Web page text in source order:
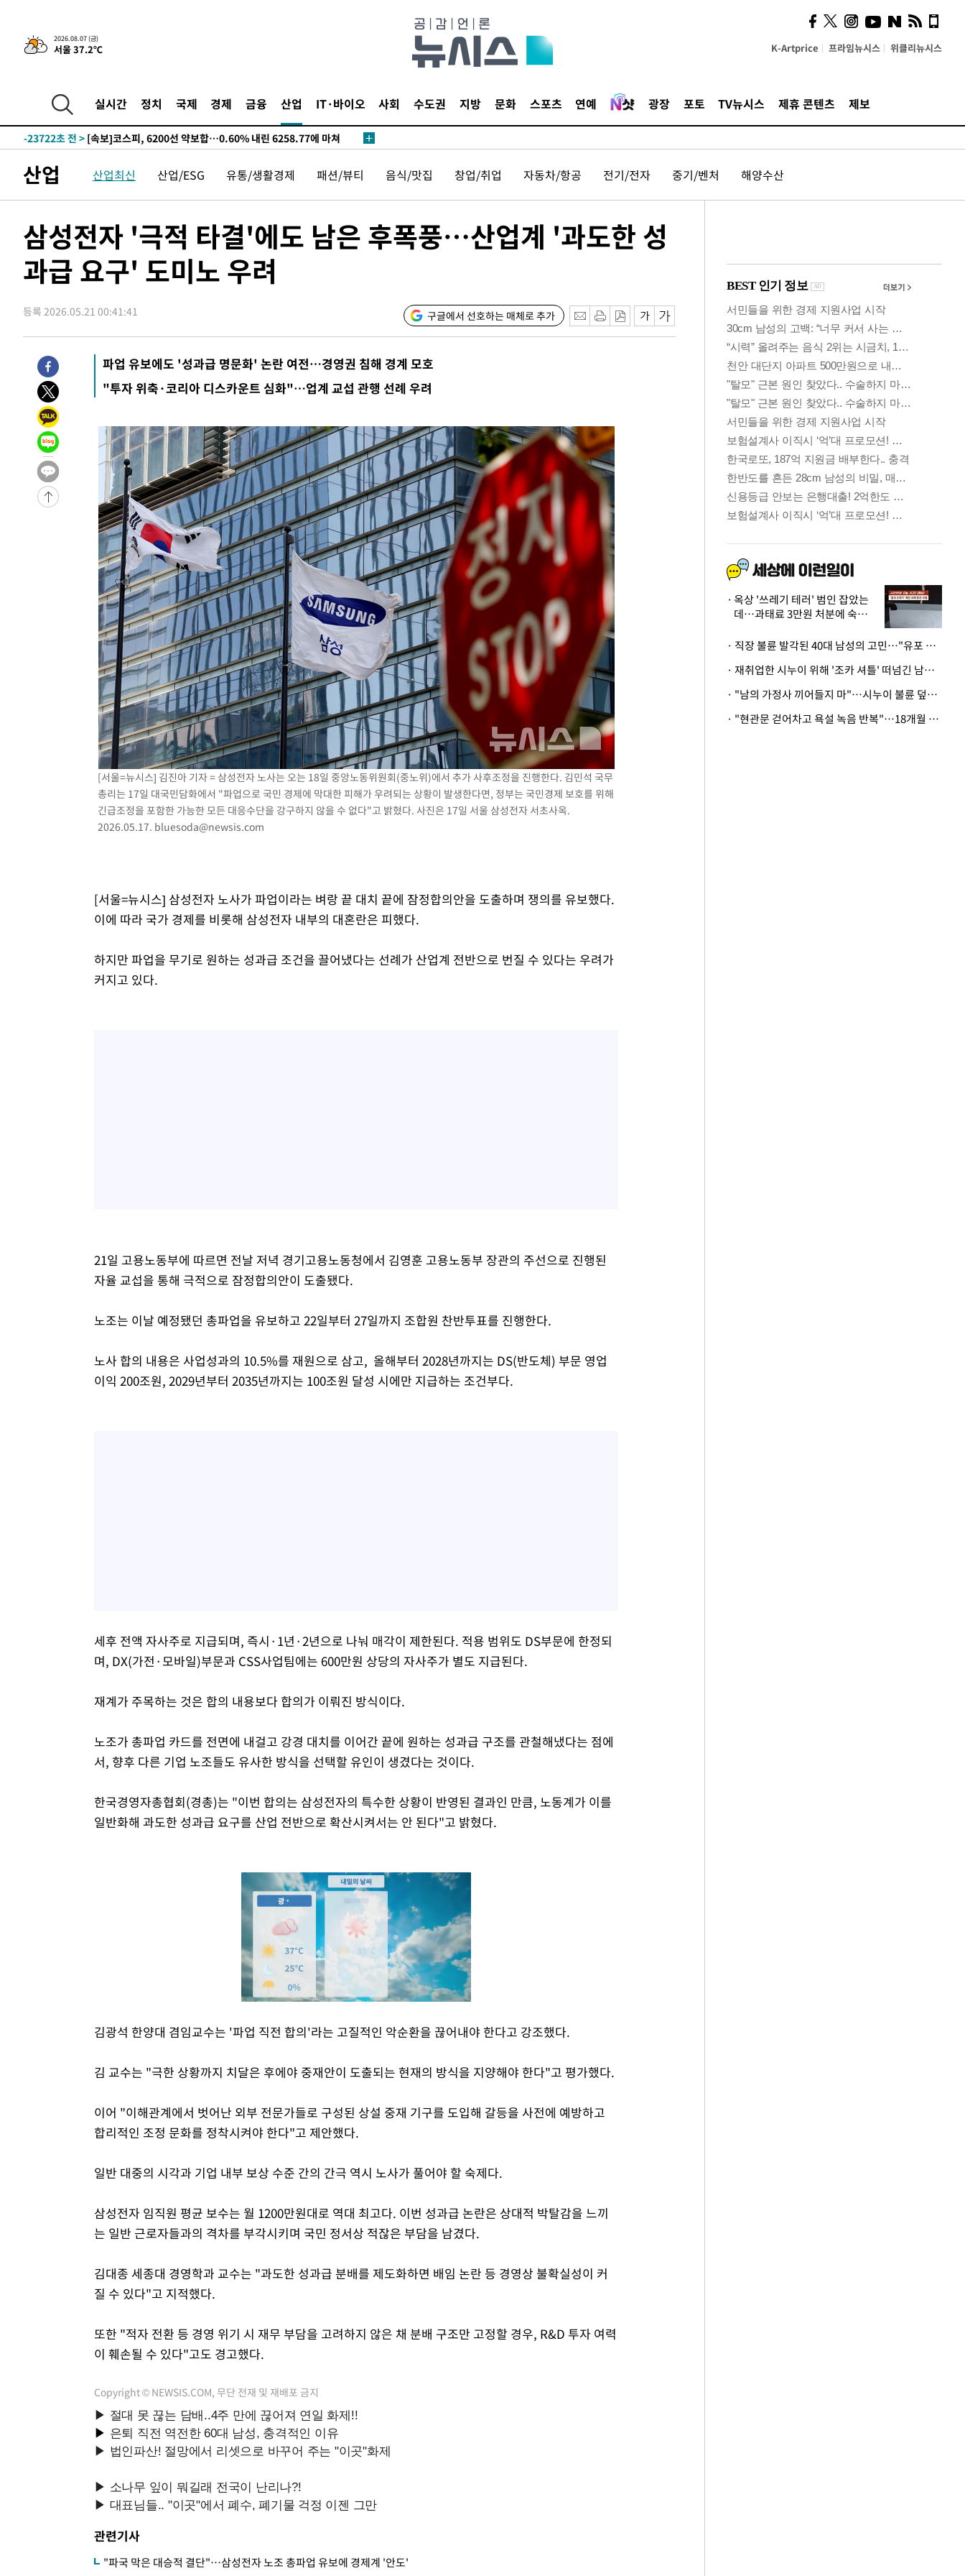
2026.08.07 (금)
서울 37.2℃ K-Artprice 프라임뉴시스 위클리뉴시스
실시간 정치 국제 경제 금융 산업 IT·바이오 사회 수도권 지방 문화 스포츠 연예 광장 포토 TV뉴시스 제휴 콘텐츠 제보
갈 수도
-29620초 전 >낮 최고 37도 찜통더위…곳곳 소나기·강원 많은 비[내일날씨]
-27926초 전 > SK하이닉스, 용인·청주 팹에 54조 투자…"AI 메모리 수요 선제 대
-24035초 전 >
외국인 심판 성 접대 7경기 들여다보니…한국 축구 '5승 2무'
-23769초 전 >
-23722초 전 > [속보]코스피, 6200선 약보합…0.60% 내린 6258.77에 마쳐
-23591초 전 >
[속보] 노원서 40.1도 관측…서울, 2018년 이후 첫 40도
-20681초 전 >[속보]종합특검, '계엄 수용공간 확보' 신용해 前교정본부장 기소
-19525초 전 >11시간 압수수색에 성접대 파문까지…'쑥대밭' 된 축구협회
-18547초 전 >[속보]규제합리화위원회 부위원장에 김태유 서울대 공대 교수…이
병태 후임
-14905초 전 >[속보]국힘 윤리위, '돌려차기 발언' 진종오·서범수 징계 절차 개시
25.3%↑
-7390초 전 >[속보]'채상병 순직 책임' 임성근, 항소심도 징역 3년
-7256초 전 >[속보]종합특검, '관저이전 봐주기 감사' 유병호 구속기소
-3856초 전 >
민주 콩고 에볼라환자 4천명 돌파, 4053명 발생 1850명 사망
-31742초 전 >
"낮 기온 소폭 하락"…수도권 폭염중대경보, 폭염경보로 하향
-31706초 전 >
[속보]이 대통령, '호우피해' 안동·의성 관할 4개 면 특별재난지역
선포
-31669초 전 >
갈 수도
-29640초 전 >
낮 최고 37도 찜통더위…곳곳 소나기·강원 많은 비[내일날씨]
-27946초 전 >
SK하이닉스, 용인·청주 팹에 54조 투자…"AI 메모리 수요 선제 대
응"
-24802초 전 >
여자배구 이재영·이다영 자매, 아제르바이잔 투란VC 입단
-24055초 전 >
외국인 심판 성 접대 7경기 들여다보니…한국 축구 '5승 2무'
[속보]코스닥, 2.86포인트(0.36%) 내린 798.81마감
[속보]코스피, 6200선 약보합…0.60% 내린 6258.77에 마쳐
[속보]원·달러 환율, 7.7원 내린 1416.1원 마감
[속보] 노원서 40.1도 관측…서울, 2018년 이후 첫 40도
[속보]종합특검, '계엄 수용공간 확보' 신용해 前교정본부장 기소
외신들도 주목한 韓축구 파문…"국민적 공분에 수사 재개"
11시간 압수수색에 성접대 파문까지…'쑥대밭' 된 축구협회
[속보]규제합리화위원회 부위원장에 김태유 서울대 공대 교수…이
[속보]국힘 윤리위, '돌려차기 발언' 진종오·서범수 징계 절차 개시
[속보] 7월 중국 수출 23.9%↑ 수입 27.5%↑…무역총액
[속보]'채상병 순직 책임' 임성근, 항소심도 징역 3년
[속보]종합특검, '관저이전 봐주기 감사' 유병호 구속기소
민주 콩고 에볼라환자 4천명 돌파, 4053명 발생 1850명 사망
산업 산업최신 산업/ESG 유통/생활경제 패션/뷰티 음식/맛집 창업/취업 자동차/항공 전기/전자 중기/벤처 해양수산
삼성전자 '극적 타결'에도 남은 후폭풍…산업계 '과도한 성
과급 요구' 도미노 우려
등록 2026.05.21 00:41:41 구글에서 선호하는 매체로 추가
파업 유보에도 '성과급 명문화' 논란 여전…경영권 침해 경계 모호
"투자 위축·코리아 디스카운트 심화"…업계 교섭 관행 선례 우려
[서울=뉴시스] 김진아 기자 = 삼성전자 노사는 오는 18일 중앙노동위원회(중노위)에서 추가 사후조정을 진행한다. 김민석 국무
총리는 17일 대국민담화에서 "파업으로 국민 경제에 막대한 피해가 우려되는 상황이 발생한다면, 정부는 국민경제 보호를 위해
긴급조정을 포함한 가능한 모든 대응수단을 강구하지 않을 수 없다"고 밝혔다. 사진은 17일 서울 삼성전자 서초사옥.
2026.05.17. bluesoda@newsis.com
[서울=뉴시스] 삼성전자 노사가 파업이라는 벼랑 끝 대치 끝에 잠정합의안을 도출하며 쟁의를 유보했다.
이에 따라 국가 경제를 비롯해 삼성전자 내부의 대혼란은 피했다.
하지만 파업을 무기로 원하는 성과급 조건을 끌어냈다는 선례가 산업계 전반으로 번질 수 있다는 우려가
커지고 있다.
21일 고용노동부에 따르면 전날 저녁 경기고용노동청에서 김영훈 고용노동부 장관의 주선으로 진행된
자율 교섭을 통해 극적으로 잠정합의안이 도출됐다.
노조는 이날 예정됐던 총파업을 유보하고 22일부터 27일까지 조합원 찬반투표를 진행한다.
노사 합의 내용은 사업성과의 10.5%를 재원으로 삼고, 올해부터 2028년까지는 DS(반도체) 부문 영업
이익 200조원, 2029년부터 2035년까지는 100조원 달성 시에만 지급하는 조건부다.
세후 전액 자사주로 지급되며, 즉시·1년·2년으로 나눠 매각이 제한된다. 적용 범위도 DS부문에 한정되
며, DX(가전·모바일)부문과 CSS사업팀에는 600만원 상당의 자사주가 별도 지급된다.
재계가 주목하는 것은 합의 내용보다 합의가 이뤄진 방식이다.
노조가 총파업 카드를 전면에 내걸고 강경 대치를 이어간 끝에 원하는 성과급 구조를 관철해냈다는 점에
서, 향후 다른 기업 노조들도 유사한 방식을 선택할 유인이 생겼다는 것이다.
한국경영자총협회(경총)는 "이번 합의는 삼성전자의 특수한 상황이 반영된 결과인 만큼, 노동계가 이를
일반화해 과도한 성과급 요구를 산업 전반으로 확산시켜서는 안 된다"고 밝혔다.
김광석 한양대 겸임교수는 '파업 직전 합의'라는 고질적인 악순환을 끊어내야 한다고 강조했다.
김 교수는 "극한 상황까지 치달은 후에야 중재안이 도출되는 현재의 방식을 지양해야 한다"고 평가했다.
이어 "이해관계에서 벗어난 외부 전문가들로 구성된 상설 중재 기구를 도입해 갈등을 사전에 예방하고
합리적인 조정 문화를 정착시켜야 한다"고 제안했다.
일반 대중의 시각과 기업 내부 보상 수준 간의 간극 역시 노사가 풀어야 할 숙제다.
삼성전자 임직원 평균 보수는 월 1200만원대로 역대 최고다. 이번 성과급 논란은 상대적 박탈감을 느끼
는 일반 근로자들과의 격차를 부각시키며 국민 정서상 적잖은 부담을 남겼다.
김대종 세종대 경영학과 교수는 "과도한 성과급 분배를 제도화하면 배임 논란 등 경영상 불확실성이 커
질 수 있다"고 지적했다.
또한 "적자 전환 등 경영 위기 시 재무 부담을 고려하지 않은 채 분배 구조만 고정할 경우, R&D 투자 여력
이 훼손될 수 있다"고도 경고했다.
Copyright © NEWSIS.COM, 무단 전재 및 재배포 금지
관련기사
"파국 막은 대승적 결단"…삼성전자 노조 총파업 유보에 경제계 '안도'
시, 스마트폰 액세서리에
NFC 더했다
옥상 '쓰레기 테러' 범인 잡았는
데…과태료 3만원 처분에 숙박업
· 직장 불륜 발각된 40대 남성의 고민…"유포 동료 명예훼손·협박죄 고소 가능할까"
· 재취업한 시누이 위해 '조카 셔틀' 떠넘긴 남편…아내 "난 못한다"
· "남의 가정사 끼어들지 마"…시누이 불륜 덮으려는 남편에 억울한 아내
· "현관문 걷어차고 욕설 녹음 반복"…18개월 아기 키우는 집 뒤흔든 '앞집의 비극'